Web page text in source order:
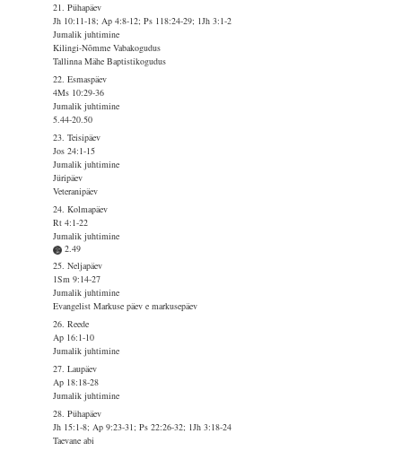
21. Pühapäev
Jh 10:11-18; Ap 4:8-12; Ps 118:24-29; 1Jh 3:1-2
Jumalik juhtimine
Kilingi-Nõmme Vabakogudus
Tallinna Mähe Baptistikogudus
22. Esmaspäev
4Ms 10:29-36
Jumalik juhtimine
5.44-20.50
23. Teisipäev
Jos 24:1-15
Jumalik juhtimine
Jüripäev
Veteranipäev
24. Kolmapäev
Rt 4:1-22
Jumalik juhtimine
2.49
25. Neljapäev
1Sm 9:14-27
Jumalik juhtimine
Evangelist Markuse päev e markusepäev
26. Reede
Ap 16:1-10
Jumalik juhtimine
27. Laupäev
Ap 18:18-28
Jumalik juhtimine
28. Pühapäev
Jh 15:1-8; Ap 9:23-31; Ps 22:26-32; 1Jh 3:18-24
Taevane abi